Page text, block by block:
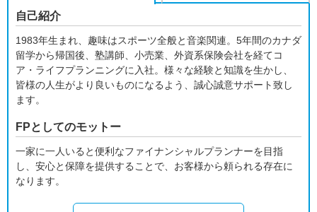
自己紹介
1983年生まれ、趣味はスポーツ全般と音楽関連。5年間のカナダ
留学から帰国後、塾講師、小売業、外資系保険会社を経てコ
ア・ライフプランニングに入社。様々な経験と知識を生かし、
皆様の人生がより良いものになるよう、誠心誠意サポート致し
ます。
FPとしてのモットー
一家に一人いると便利なファイナンシャルプランナーを目指
し、安心と保障を提供することで、お客様から頼られる存在に
なります。